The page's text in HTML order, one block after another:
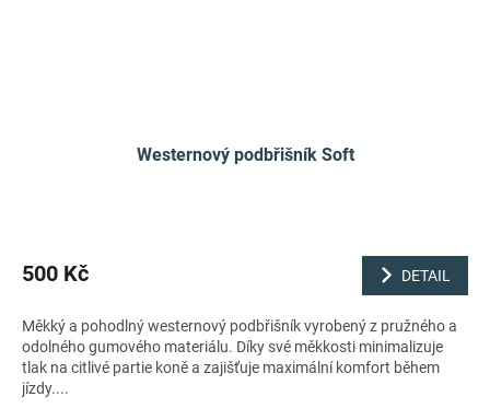
Westernový podbřišník Soft
500 Kč DETAIL
Měkký a pohodlný westernový podbřišník vyrobený z pružného a
odolného gumového materiálu. Díky své měkkosti minimalizuje
tlak na citlivé partie koně a zajišťuje maximální komfort během
jízdy....